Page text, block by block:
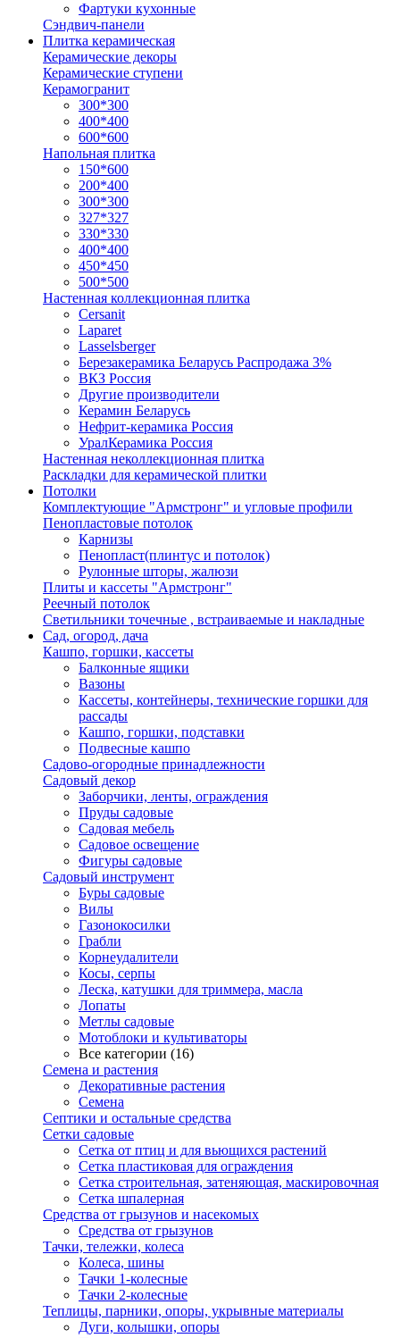
Фартуки кухонные
Сэндвич-панели
Плитка керамическая
Керамические декоры
Керамические ступени
Керамогранит
300*300
400*400
600*600
Напольная плитка
150*600
200*400
300*300
327*327
330*330
400*400
450*450
500*500
Настенная коллекционная плитка
Cersanit
Laparet
Lasselsberger
Березакерамика Беларусь Распродажа 3%
ВКЗ Россия
Другие производители
Керамин Беларусь
Нефрит-керамика Россия
УралКерамика Россия
Настенная неколлекционная плитка
Раскладки для керамической плитки
Потолки
Комплектующие "Армстронг" и угловые профили
Пенопластовые потолок
Карнизы
Пенопласт(плинтус и потолок)
Рулонные шторы, жалюзи
Плиты и кассеты "Армстронг"
Реечный потолок
Светильники точечные , встраиваемые и накладные
Сад, огород, дача
Кашпо, горшки, кассеты
Балконные ящики
Вазоны
Кассеты, контейнеры, технические горшки для
рассады
Кашпо, горшки, подставки
Подвесные кашпо
Садово-огородные принадлежности
Садовый декор
Заборчики, ленты, ограждения
Пруды садовые
Садовая мебель
Садовое освещение
Фигуры садовые
Садовый инструмент
Буры садовые
Вилы
Газонокосилки
Грабли
Корнеудалители
Косы, серпы
Леска, катушки для триммера, масла
Лопаты
Метлы садовые
Мотоблоки и культиваторы
Все категории (16)
Семена и растения
Декоративные растения
Семена
Септики и остальные средства
Сетки садовые
Сетка от птиц и для вьющихся растений
Сетка пластиковая для ограждения
Сетка строительная, затеняющая, маскировочная
Сетка шпалерная
Средства от грызунов и насекомых
Средства от грызунов
Тачки, тележки, колеса
Колеса, шины
Тачки 1-колесные
Тачки 2-колесные
Теплицы, парники, опоры, укрывные материалы
Дуги, колышки, опоры